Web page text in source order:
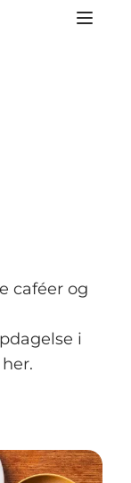
caféer og
i